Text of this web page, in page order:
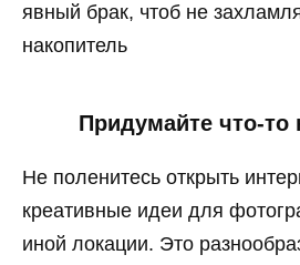
явный брак, чтоб не
накопитель
Придумайте что-то
Не поленитесь открыть
креативные идеи для
иной локации. Это